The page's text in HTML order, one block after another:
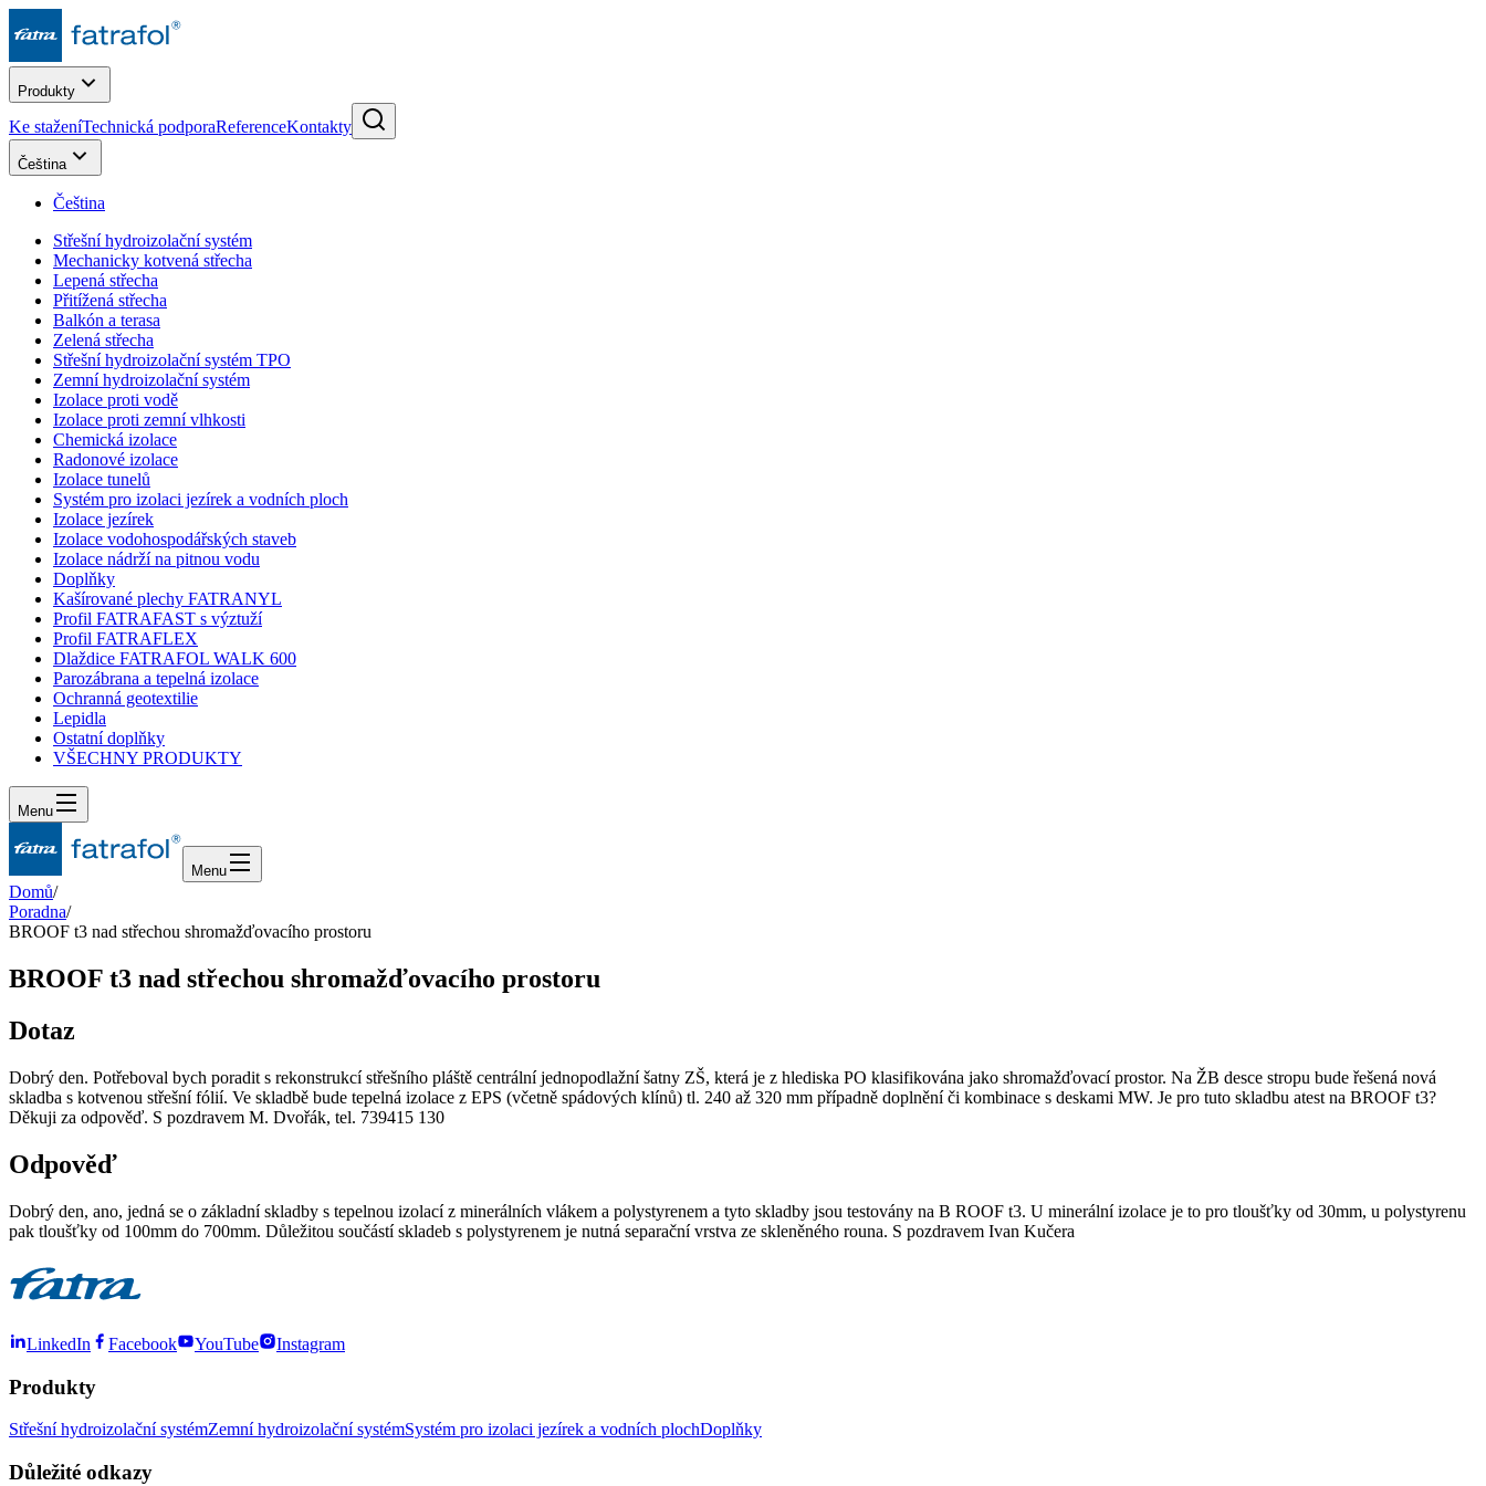
Produkty
Ke staženíTechnická podporaReferenceKontakty
Čeština
Čeština
Střešní hydroizolační systém
Mechanicky kotvená střecha
Lepená střecha
Přitížená střecha
Balkón a terasa
Zelená střecha
Střešní hydroizolační systém TPO
Zemní hydroizolační systém
Izolace proti vodě
Izolace proti zemní vlhkosti
Chemická izolace
Radonové izolace
Izolace tunelů
Systém pro izolaci jezírek a vodních ploch
Izolace jezírek
Izolace vodohospodářských staveb
Izolace nádrží na pitnou vodu
Doplňky
Kašírované plechy FATRANYL
Profil FATRAFAST s výztuží
Profil FATRAFLEX
Dlaždice FATRAFOL WALK 600
Parozábrana a tepelná izolace
Ochranná geotextilie
Lepidla
Ostatní doplňky
VŠECHNY PRODUKTY
Menu
Menu
Domů/
Poradna/
BROOF t3 nad střechou shromažďovacího prostoru
BROOF t3 nad střechou shromažďovacího prostoru
Dotaz
Dobrý den. Potřeboval bych poradit s rekonstrukcí střešního pláště centrální jednopodlažní šatny ZŠ, která je z hlediska PO klasifikována jako shromažďovací prostor. Na ŽB desce stropu bude řešená nová
skladba s kotvenou střešní fólií. Ve skladbě bude tepelná izolace z EPS (včetně spádových klínů) tl. 240 až 320 mm případně doplnění či kombinace s deskami MW. Je pro tuto skladbu atest na BROOF t3?
Děkuji za odpověď. S pozdravem M. Dvořák, tel. 739415 130
Odpověď
Dobrý den, ano, jedná se o základní skladby s tepelnou izolací z minerálních vlákem a polystyrenem a tyto skladby jsou testovány na B ROOF t3. U minerální izolace je to pro tloušťky od 30mm, u polystyrenu
pak tloušťky od 100mm do 700mm. Důležitou součástí skladeb s polystyrenem je nutná separační vrstva ze skleněného rouna. S pozdravem Ivan Kučera
LinkedIn Facebook YouTube Instagram
Produkty
Střešní hydroizolační systémZemní hydroizolační systémSystém pro izolaci jezírek a vodních plochDoplňky
Důležité odkazy